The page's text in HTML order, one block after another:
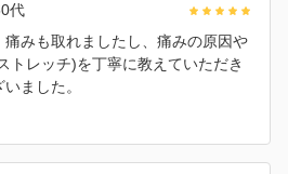
代
みも取れましたし、痛みの原因や
トレッチ)を丁寧に教えていただき
ました。